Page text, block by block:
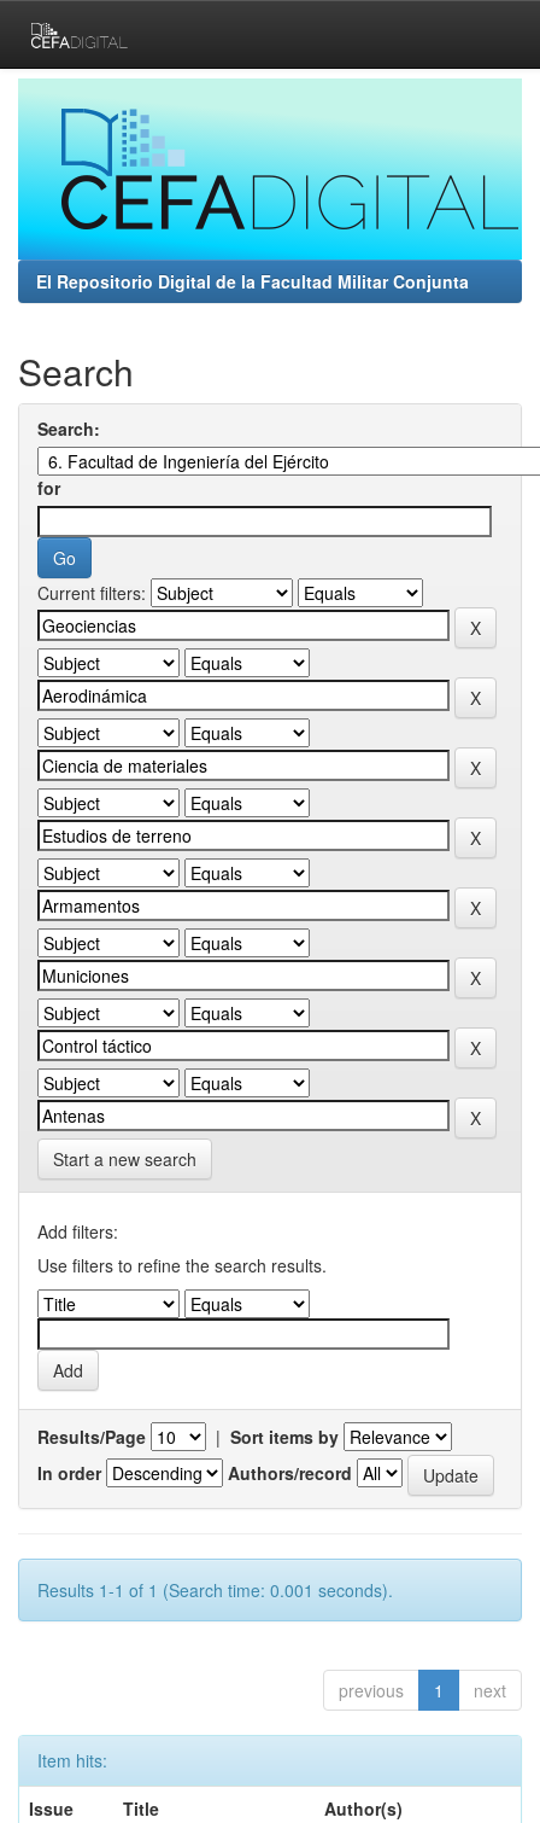
navigation
El Repositorio Digital de la Facultad Militar Conjunta
Search
Search:
for
Current filters:
Start a new search
Add filters:
Use filters to refine the search results.
Results/Page | Sort items by
In order
Authors/record
Results 1-1 of 1 (Search time: 0.001 seconds).
previous 1 next
Item hits:
Issue
Title Author(s)